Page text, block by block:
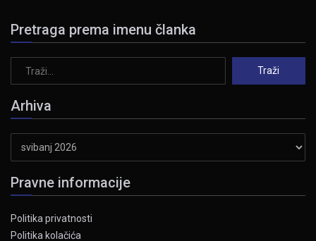
Pretraga prema imenu članka
Arhiva
Pravne informacije
Politika privatnosti
Politika kolačića